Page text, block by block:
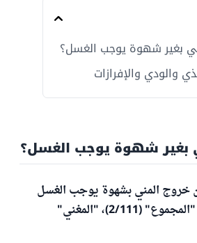
بغير شهوة يوجب الغسل؟
والودي والإفرازات
بغير شهوة يوجب الغسل؟
خروج المني بشهوة يوجب الغسل
بإجماع العلماء. انظر: "المجموع" (2/111)، "المغني"